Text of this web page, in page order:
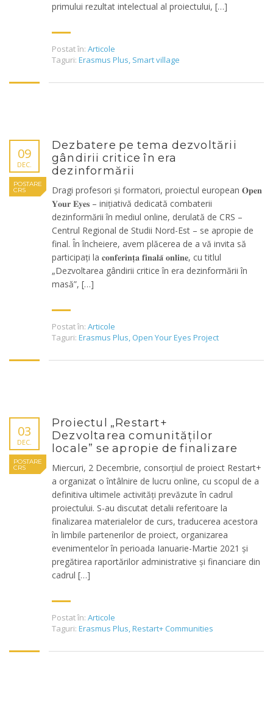
primului rezultat intelectual al proiectului, […]
Postat în: Articole
Taguri: Erasmus Plus, Smart village
09
DEC.
POSTARE
CRS
Dezbatere pe tema dezvoltării
gândirii critice în era
dezinformării
Dragi profesori și formatori, proiectul european 𝐎𝐩𝐞𝐧
𝐘𝐨𝐮𝐫 𝐄𝐲𝐞𝐬 – inițiativă dedicată combaterii
dezinformării în mediul online, derulată de CRS –
Centrul Regional de Studii Nord-Est – se apropie de
final. În încheiere, avem plăcerea de a vă invita să
participați la 𝐜𝐨𝐧𝐟𝐞𝐫𝐢𝐧𝐭̦𝐚 𝐟𝐢𝐧𝐚𝐥𝐚̆ 𝐨𝐧𝐥𝐢𝐧𝐞, cu titlul
„Dezvoltarea gândirii critice în era dezinformării în
masă”, […]
Postat în: Articole
Taguri: Erasmus Plus, Open Your Eyes Project
03
DEC.
POSTARE
CRS
Proiectul „Restart+
Dezvoltarea comunităților
locale” se apropie de finalizare
Miercuri, 2 Decembrie, consorțiul de proiect Restart+
a organizat o întâlnire de lucru online, cu scopul de a
definitiva ultimele activități prevăzute în cadrul
proiectului. S-au discutat detalii referitoare la
finalizarea materialelor de curs, traducerea acestora
în limbile partenerilor de proiect, organizarea
evenimentelor în perioada Ianuarie-Martie 2021 și
pregătirea raportărilor administrative și financiare din
cadrul […]
Postat în: Articole
Taguri: Erasmus Plus,Restart+ Communities